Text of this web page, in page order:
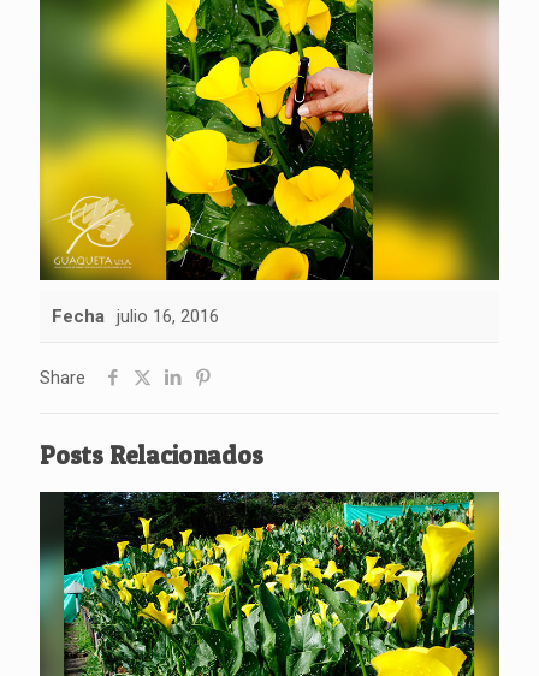
Fecha julio 16, 2016
Share
Posts Relacionados